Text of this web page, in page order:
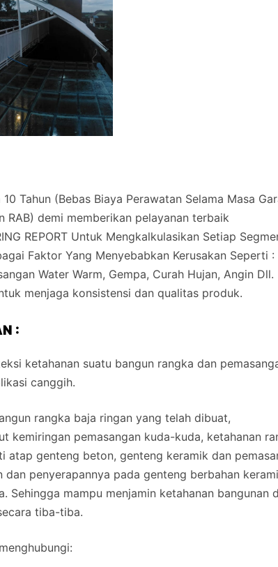
Tahun (Bebas Biaya Perawatan Selama Masa
RAB) demi memberikan pelayanan terbaik
REPORT Untuk Mengkalkulasikan Setiap
Faktor Yang Menyebabkan Kerusakan Seperti :
Water Warm, Gempa, Curah Hujan, Angin Dll.
menjaga konsistensi dan qualitas produk.
:
ketahanan suatu bangun rangka dan
canggih.
rangka baja ringan yang telah dibuat,
kemiringan pemasangan kuda-kuda, ketahanan
atap genteng beton, genteng keramik dan
penyerapannya pada genteng berbahan
Sehingga mampu menjamin ketahanan bangunan
tiba-tiba.